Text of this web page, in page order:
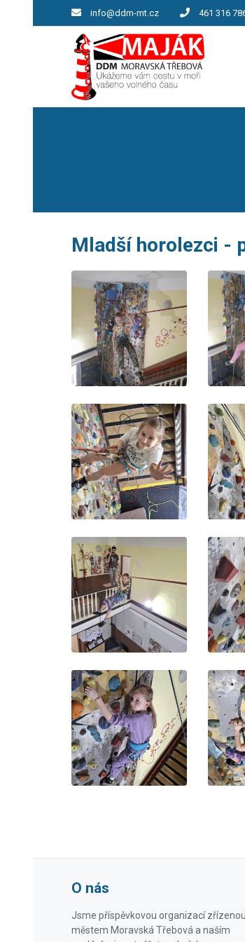
info@ddm-mt.cz 461 316
Mladší horolezci -
O nás
Jsme příspěvkovou organizací zřízenou
městem Moravská Třebová a naším